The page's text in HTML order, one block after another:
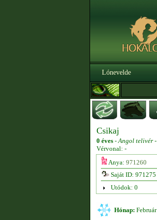
Lónevelde
Csikaj
0 éves -Angol telivér -
Vérvonal: -
Anya: 971260
Saját ID: 971275
Utódok: 0
Hónap: Február